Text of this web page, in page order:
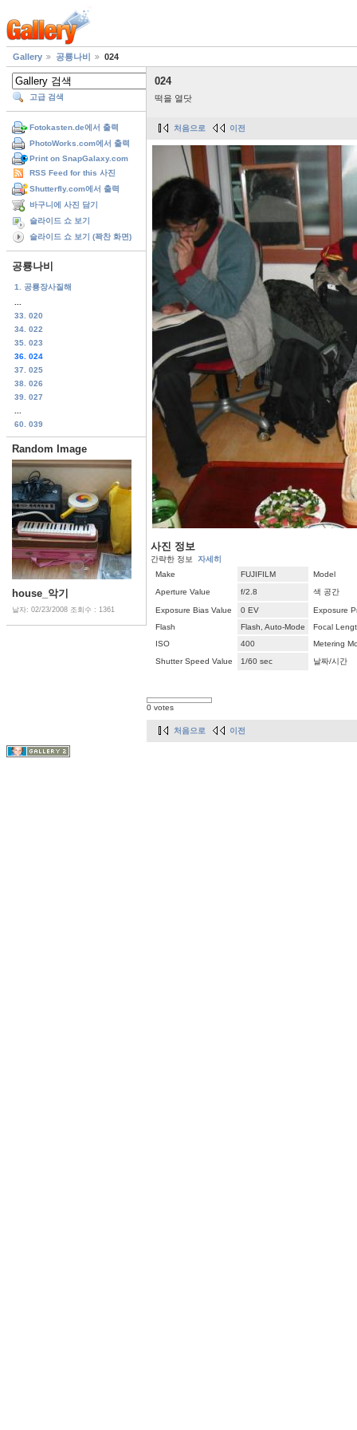
Gallery 공룡나비 024
고급 검색
Fotokasten.de에서 출력
PhotoWorks.com에서 출력
Print on SnapGalaxy.com
RSS Feed for this 사진
Shutterfly.com에서 출력
바구니에 사진 담기
슬라이드 쇼 보기
슬라이드 쇼 보기 (꽉찬 화면)
공룡나비
1. 공룡장사질해
33. 020
34. 022
35. 023
36. 024
37. 025
38. 026
39. 027
60. 039
Random Image
house_악기
날자: 02/23/2008 조회수 : 1361
024
떡을 열닷
처음으로 이전
사진 정보
간략한 정보 자세히
Make
FUJIFILM
Model
Aperture Value
f/2.8 색 공간
Exposure Bias Value 0 EV
Exposure
Flash
Flash, Auto-Mode
Focal
ISO
400
Metering
Shutter Speed Value
1/60 sec 날짜/시간
0 votes
처음으로 이전